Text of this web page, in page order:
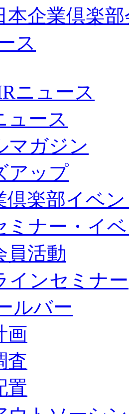
本企業倶楽
ス
ニュース
ュース
マガジン
アップ
倶楽部イベ
ミナー・イ
員活動
インセミナー
ルバー
画
査
置